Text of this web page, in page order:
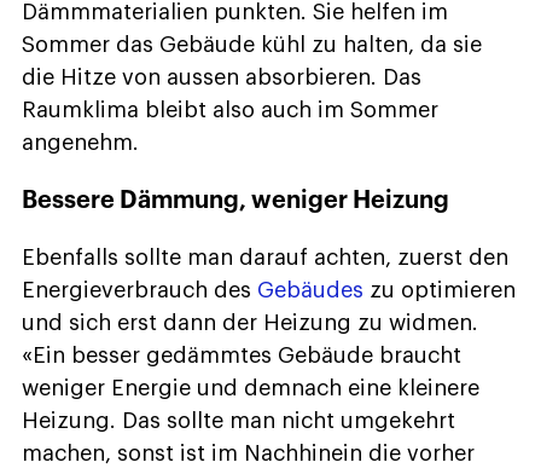
Dämmmaterialien punkten. Sie helfen im
Sommer das Gebäude kühl zu halten, da sie
die Hitze von aussen absorbieren. Das
Raumklima bleibt also auch im Sommer
angenehm.
Bessere Dämmung, weniger Heizung
Ebenfalls sollte man darauf achten, zuerst den
Energieverbrauch des Gebäudes zu optimieren
und sich erst dann der Heizung zu widmen.
«Ein besser gedämmtes Gebäude braucht
weniger Energie und demnach eine kleinere
Heizung. Das sollte man nicht umgekehrt
machen, sonst ist im Nachhinein die vorher